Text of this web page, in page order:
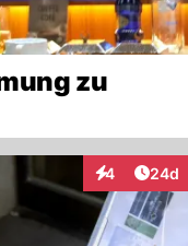
zu
4
Interaktionen
24d